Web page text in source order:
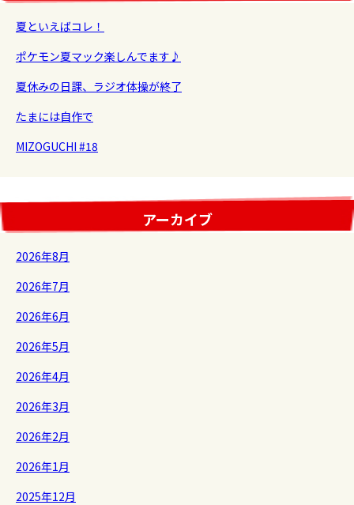
夏といえばコレ！
ポケモン夏マック楽しんでます♪
夏休みの日課、ラジオ体操が終了
たまには自作で
MIZOGUCHI #18
アーカイブ
2026年8月
2026年7月
2026年6月
2026年5月
2026年4月
2026年3月
2026年2月
2026年1月
2025年12月